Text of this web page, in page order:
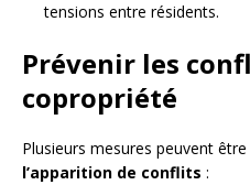
tensions entre résidents.
Prévenir les
copropriété
Plusieurs mesures peuvent
l’apparition de conflits :